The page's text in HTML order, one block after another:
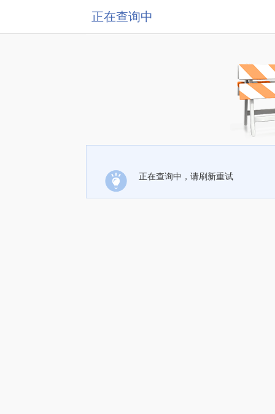
正在查询中
正在查询中，请刷新重试